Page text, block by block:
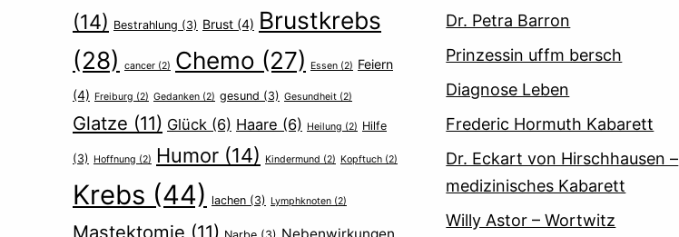
(14) Bestrahlung (3) Brust (4) Brustkrebs
(28)
cancer (2) Chemo (27) Essen (2) Feiern
(4) Freiburg (2) Gedanken (2) gesund (3) Gesundheit (2)
Glatze (11) Glück (6) Haare (6) Heilung (2) Hilfe
(3) Hoffnung (2) Humor (14) Kindermund (2) Kopftuch (2)
Krebs (44) lachen (3) Lymphknoten (2)
Mastektomie (11)
Dr. Petra Barron
Prinzessin uffm bersch
Diagnose Leben
Frederic Hormuth Kabarett
Dr. Eckart von Hirschhausen –
medizinisches Kabarett
Willy Astor – Wortwitz